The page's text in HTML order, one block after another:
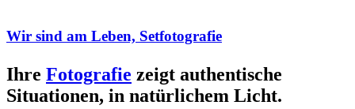
Wir sind am Leben, Setfotografie
Ihre Fotografie zeigt authentische
Situationen, in natürlichem Licht.